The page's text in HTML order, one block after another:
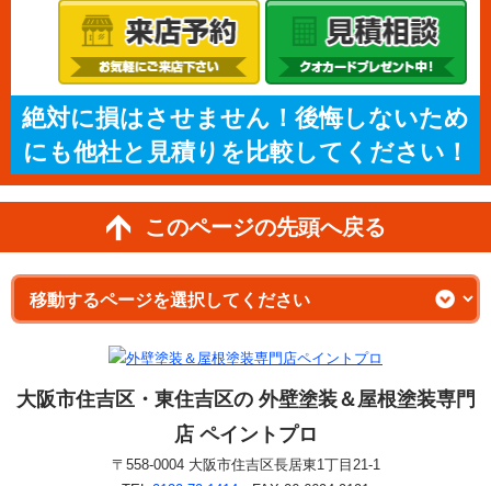
絶対に損はさせません！後悔しないため
にも他社と見積りを比較してください！
このページの先頭へ戻る
大阪市住吉区・東住吉区の 外壁塗装＆屋根塗装専門
店 ペイントプロ
〒558-0004 大阪市住吉区長居東1丁目21-1